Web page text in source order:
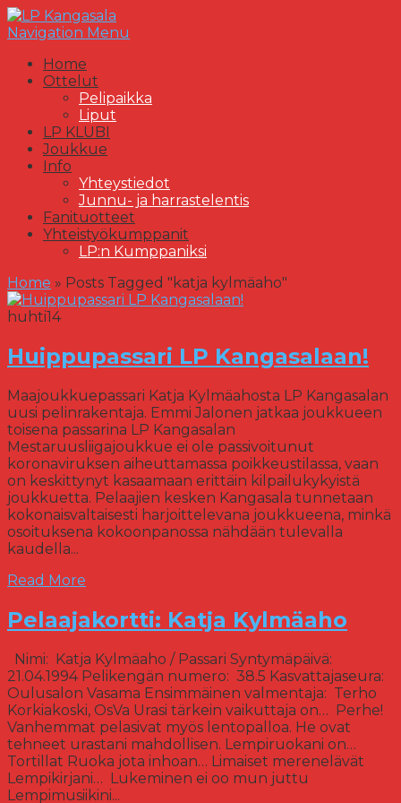
Navigation Menu
Home
Ottelut
Pelipaikka
Liput
LP KLUBI
Joukkue
Info
Yhteystiedot
Junnu- ja harrastelentis
Fanituotteet
Yhteistyökumppanit
LP:n Kumppaniksi
Home » Posts Tagged " katja kylmäaho"
huhti14
Huippupassari LP Kangasalaan!
Maajoukkuepassari Katja Kylmäahosta LP Kangasalan
uusi pelinrakentaja. Emmi Jalonen jatkaa joukkueen
toisena passarina LP Kangasalan
Mestaruusliigajoukkue ei ole passivoitunut
koronaviruksen aiheuttamassa poikkeustilassa, vaan
on keskittynyt kasaamaan erittäin kilpailukykyistä
joukkuetta. Pelaajien kesken Kangasala tunnetaan
kokonaisvaltaisesti harjoittelevana joukkueena, minkä
osoituksena kokoonpanossa nähdään tulevalla
kaudella...
Read More
Pelaajakortti: Katja Kylmäaho
Nimi: Katja Kylmäaho / Passari Syntymäpäivä:
21.04.1994 Pelikengän numero: 38.5 Kasvattajaseura:
Oulusalon Vasama Ensimmäinen valmentaja: Terho
Korkiakoski, OsVa Urasi tärkein vaikuttaja on… Perhe!
Vanhemmat pelasivat myös lentopalloa. He ovat
tehneet urastani mahdollisen. Lempiruokani on…
Tortillat Ruoka jota inhoan… Limaiset merenelävät
Lempikirjani… Lukeminen ei oo mun juttu
Lempimusiikini...